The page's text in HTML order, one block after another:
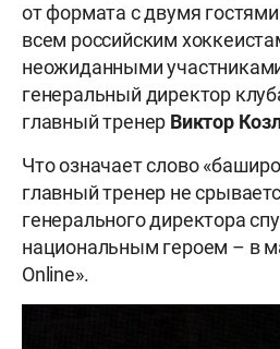
от формата с двумя
всем российским
неожиданными
генеральный директор
главный тренер Виктор
Что означает слово
главный тренер не
генерального директора
национальным героем – в
Online».